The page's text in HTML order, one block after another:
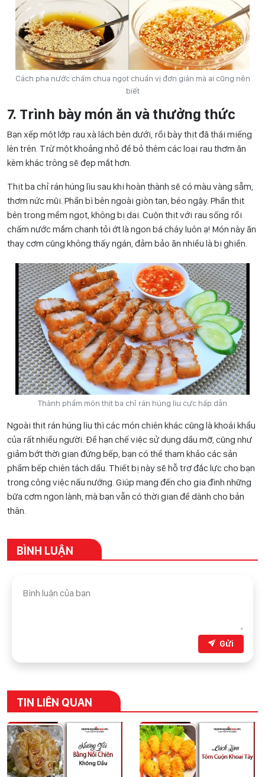
Cách pha nước chấm chua ngọt chuẩn vị đơn giản mà ai cũng nên
biết
7. Trình bày món ăn và thưởng thức
Bạn xếp một lớp rau xà lách bên dưới, rồi bày thịt đã thái miếng
lên trên. Trừ một khoảng nhỏ để bỏ thêm các loại rau thơm ăn
kèm khác trông sẽ đẹp mắt hơn.
Thịt ba chỉ rán húng lìu sau khi hoàn thành sẽ có màu vàng sẫm,
thơm nức mũi. Phần bì bên ngoài giòn tan, béo ngậy. Phần thịt
bên trong mềm ngọt, không bị dai. Cuộn thịt với rau sống rồi
chấm nước mắm chanh tỏi ớt là ngon bá cháy luôn ạ! Món này ăn
thay cơm cũng không thấy ngán, đảm bảo ăn nhiều là bị ghiền.
Thành phẩm món thịt ba chỉ rán húng lìu cực hấp dẫn
Ngoài thịt rán húng lìu thì các món chiên khác cũng là khoái khẩu
của rất nhiều người. Để hạn chế việc sử dụng dầu mỡ, cũng như
giảm bớt thời gian đứng bếp, bạn có thể tham khảo các sản
phẩm bếp chiên tách dầu. Thiết bị này sẽ hỗ trợ đắc lực cho bạn
trong công việc nấu nướng. Giúp mang đến cho gia đình những
bữa cơm ngon lành, mà bạn vẫn có thời gian để dành cho bản
thân.
BÌNH LUẬN
Gửi
TIN LIÊN QUAN